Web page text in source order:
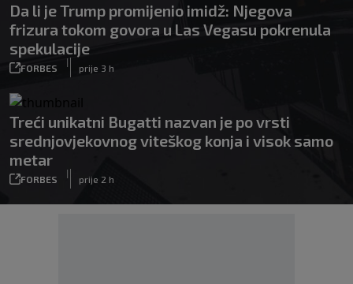
Da li je Trump promijenio imidž: Njegova
frizura tokom govora u Las Vegasu pokrenula
spekulacije
FORBES
|
prije 3 h
Treći unikatni Bugatti nazvan je po vrsti
srednjovjekovnog viteškog konja i visok samo
metar
FORBES
|
prije 2 h